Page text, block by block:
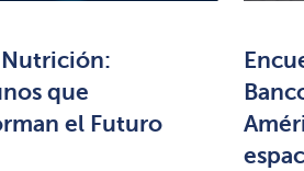
que
el Futuro